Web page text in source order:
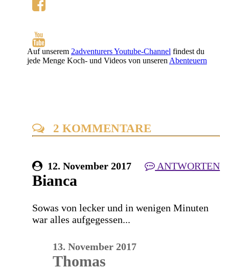
Auf unserem 2adventurers Youtube-Channel findest du
jede Menge Koch- und Videos von unseren Abenteuern
2 KOMMENTARE
ANTWORTEN
12. November 2017
Bianca
Sowas von lecker und in wenigen Minuten
war alles aufgegessen...
13. November 2017
Thomas